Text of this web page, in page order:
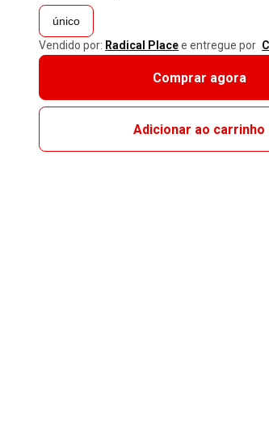
único
Vendido por: Radical Placee entregue por
Comprar agora
Adicionar ao carrinho